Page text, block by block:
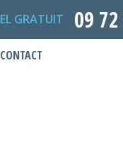
GRATUIT 09
CONTACT